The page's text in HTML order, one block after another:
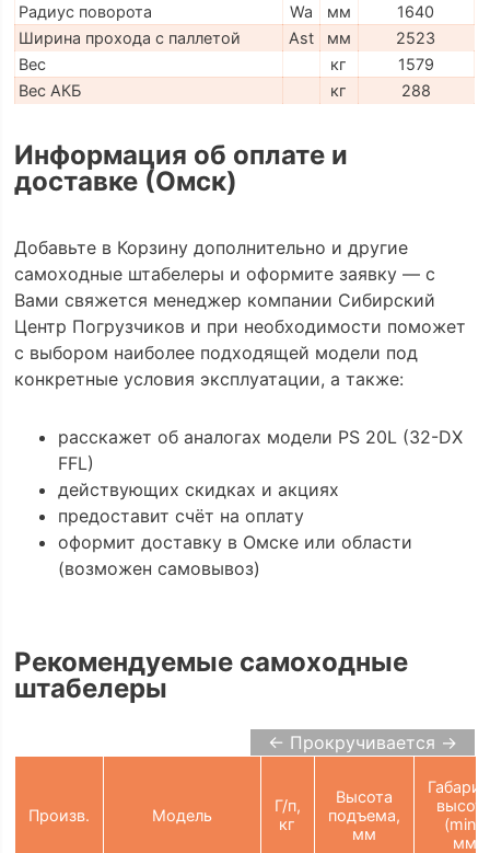
Радиус поворота Wa мм
1640
Ширина прохода с паллетой
Ast мм
2523
Вес
кг
1579
Вес АКБ
кг 288
Информация об оплате и
доставке (Омск)
Добавьте в Корзину дополнительно и другие
самоходные штабелеры и оформите заявку — с
Вами свяжется менеджер компании Сибирский
Центр Погрузчиков и при необходимости поможет
с выбором наиболее подходящей модели под
конкретные условия эксплуатации, а также:
расскажет об аналогах модели PS 20L (32-DX
FFL)
действующих скидках и акциях
предоставит счёт на оплату
оформит доставку в Омске или области
(возможен самовывоз)
Рекомендуемые самоходные
штабелеры
← Прокручивается →
Произв. Модель
Г/п,
кг
Высота
подъема,
мм
(min),
мм